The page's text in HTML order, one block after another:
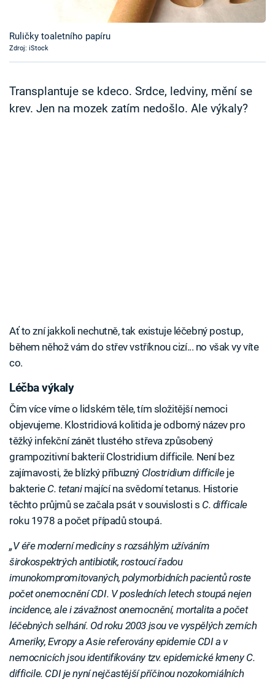
Sledujte prima+
Ruličky toaletního papíru
Zdroj: iStock
Transplantuje se kdeco. Srdce, ledviny, mění se
krev. Jen na mozek zatím nedošlo. Ale výkaly?
Ať to zní jakkoli nechutně, tak existuje léčebný postup,
během něhož vám do střev vstříknou cizí... no však vy víte
co.
Léčba výkaly
Čím více víme o lidském těle, tím složitější nemoci
objevujeme. Klostridiová kolitida je odborný název pro
těžký infekční zánět tlustého střeva způsobený
grampozitivní bakterií Clostridium difficile. Není bez
zajímavosti, že blízký příbuznýClostridium difficileje
bakterieC. tetanimající na svědomí tetanus. Historie
těchto průjmů se začala psát v souvislosti s C. difficale
roku 1978 a počet případů stoupá.
„V éře moderní medicíny s rozsáhlým užíváním
širokospektrých antibiotik, rostoucí řadou
imunokompromitovaných, polymorbidních pacientů roste
počet onemocnění CDI. V posledních letech stoupá nejen
incidence, ale i závažnost onemocnění, mortalita a počet
léčebných selhání. Od roku 2003 jsou ve vyspělých zemích
Ameriky, Evropy a Asie referovány epidemie CDI a v
nemocnicích jsou identifikovány tzv. epidemické kmeny C.
difficile. CDI je nyní nejčastější příčinou nozokomiálních